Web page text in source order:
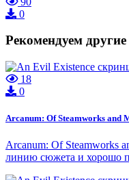
0
Рекомендуем
18
0
Arcanum: Of Steamworks and
Arcanum: Of Steamworks
линию сюжета и хорошо